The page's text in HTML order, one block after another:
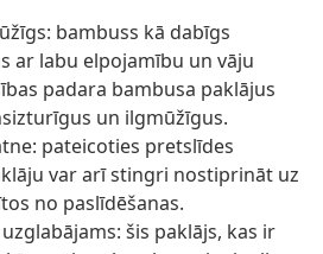
bambuss kā dabīgs
ar labu elpojamību un vāju
padara bambusa paklājus
un ilgmūžīgus.
pateicoties pretslīdes
var arī stingri nostiprināt uz
no paslīdēšanas.
šis paklājs, kas ir